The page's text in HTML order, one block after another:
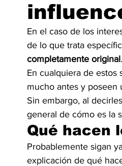
Social Media Marketing Turismo
Dispositivos Eventos e-
Sostenibilidad salud
En el caso de los
de lo que trata
completamente original.
En cualquiera de estos
mucho antes y poseen
Sin embargo, al
general de cómo es la
Qué hacen
Probablemente sigan
explicación de qué